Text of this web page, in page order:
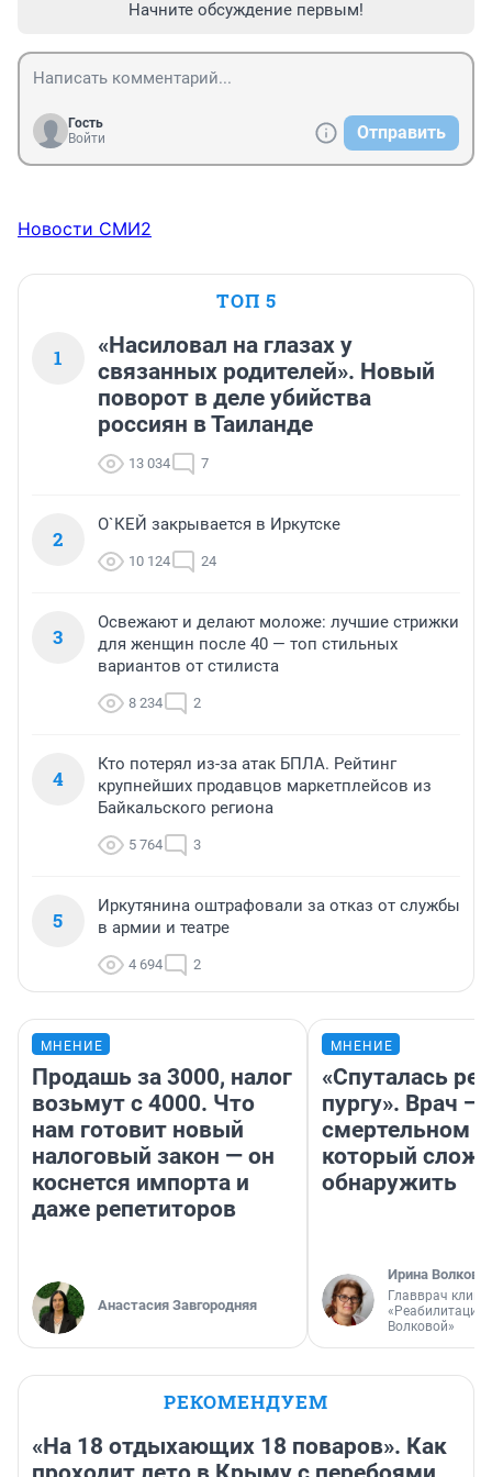
Начните обсуждение первым!
Гость
Войти
Отправить
Новости СМИ2
ТОП 5
1
«Насиловал на глазах у
связанных родителей». Новый
поворот в деле убийства
россиян в Таиланде
13 034 7
2
О`КЕЙ закрывается в Иркутске
10 124 24
3
Освежают и делают моложе: лучшие стрижки
для женщин после 40 — топ стильных
вариантов от стилиста
8 234 2
4
Кто потерял из-за атак БПЛА. Рейтинг
крупнейших продавцов маркетплейсов из
Байкальского региона
5 764 3
5
Иркутянина оштрафовали за отказ от службы
в армии и театре
4 694 2
МНЕНИЕ
Продашь за 3000, налог
возьмут с 4000. Что
нам готовит новый
налоговый закон — он
коснется импорта и
даже репетиторов
Анастасия Завгородняя
МНЕНИЕ
«Спуталась
пургу». Врач —
смертельном
который
обнаружить
Ирина Волкова
Главврач
«Реабилитация
Волковой»
РЕКОМЕНДУЕМ
«На 18 отдыхающих 18 поваров». Как